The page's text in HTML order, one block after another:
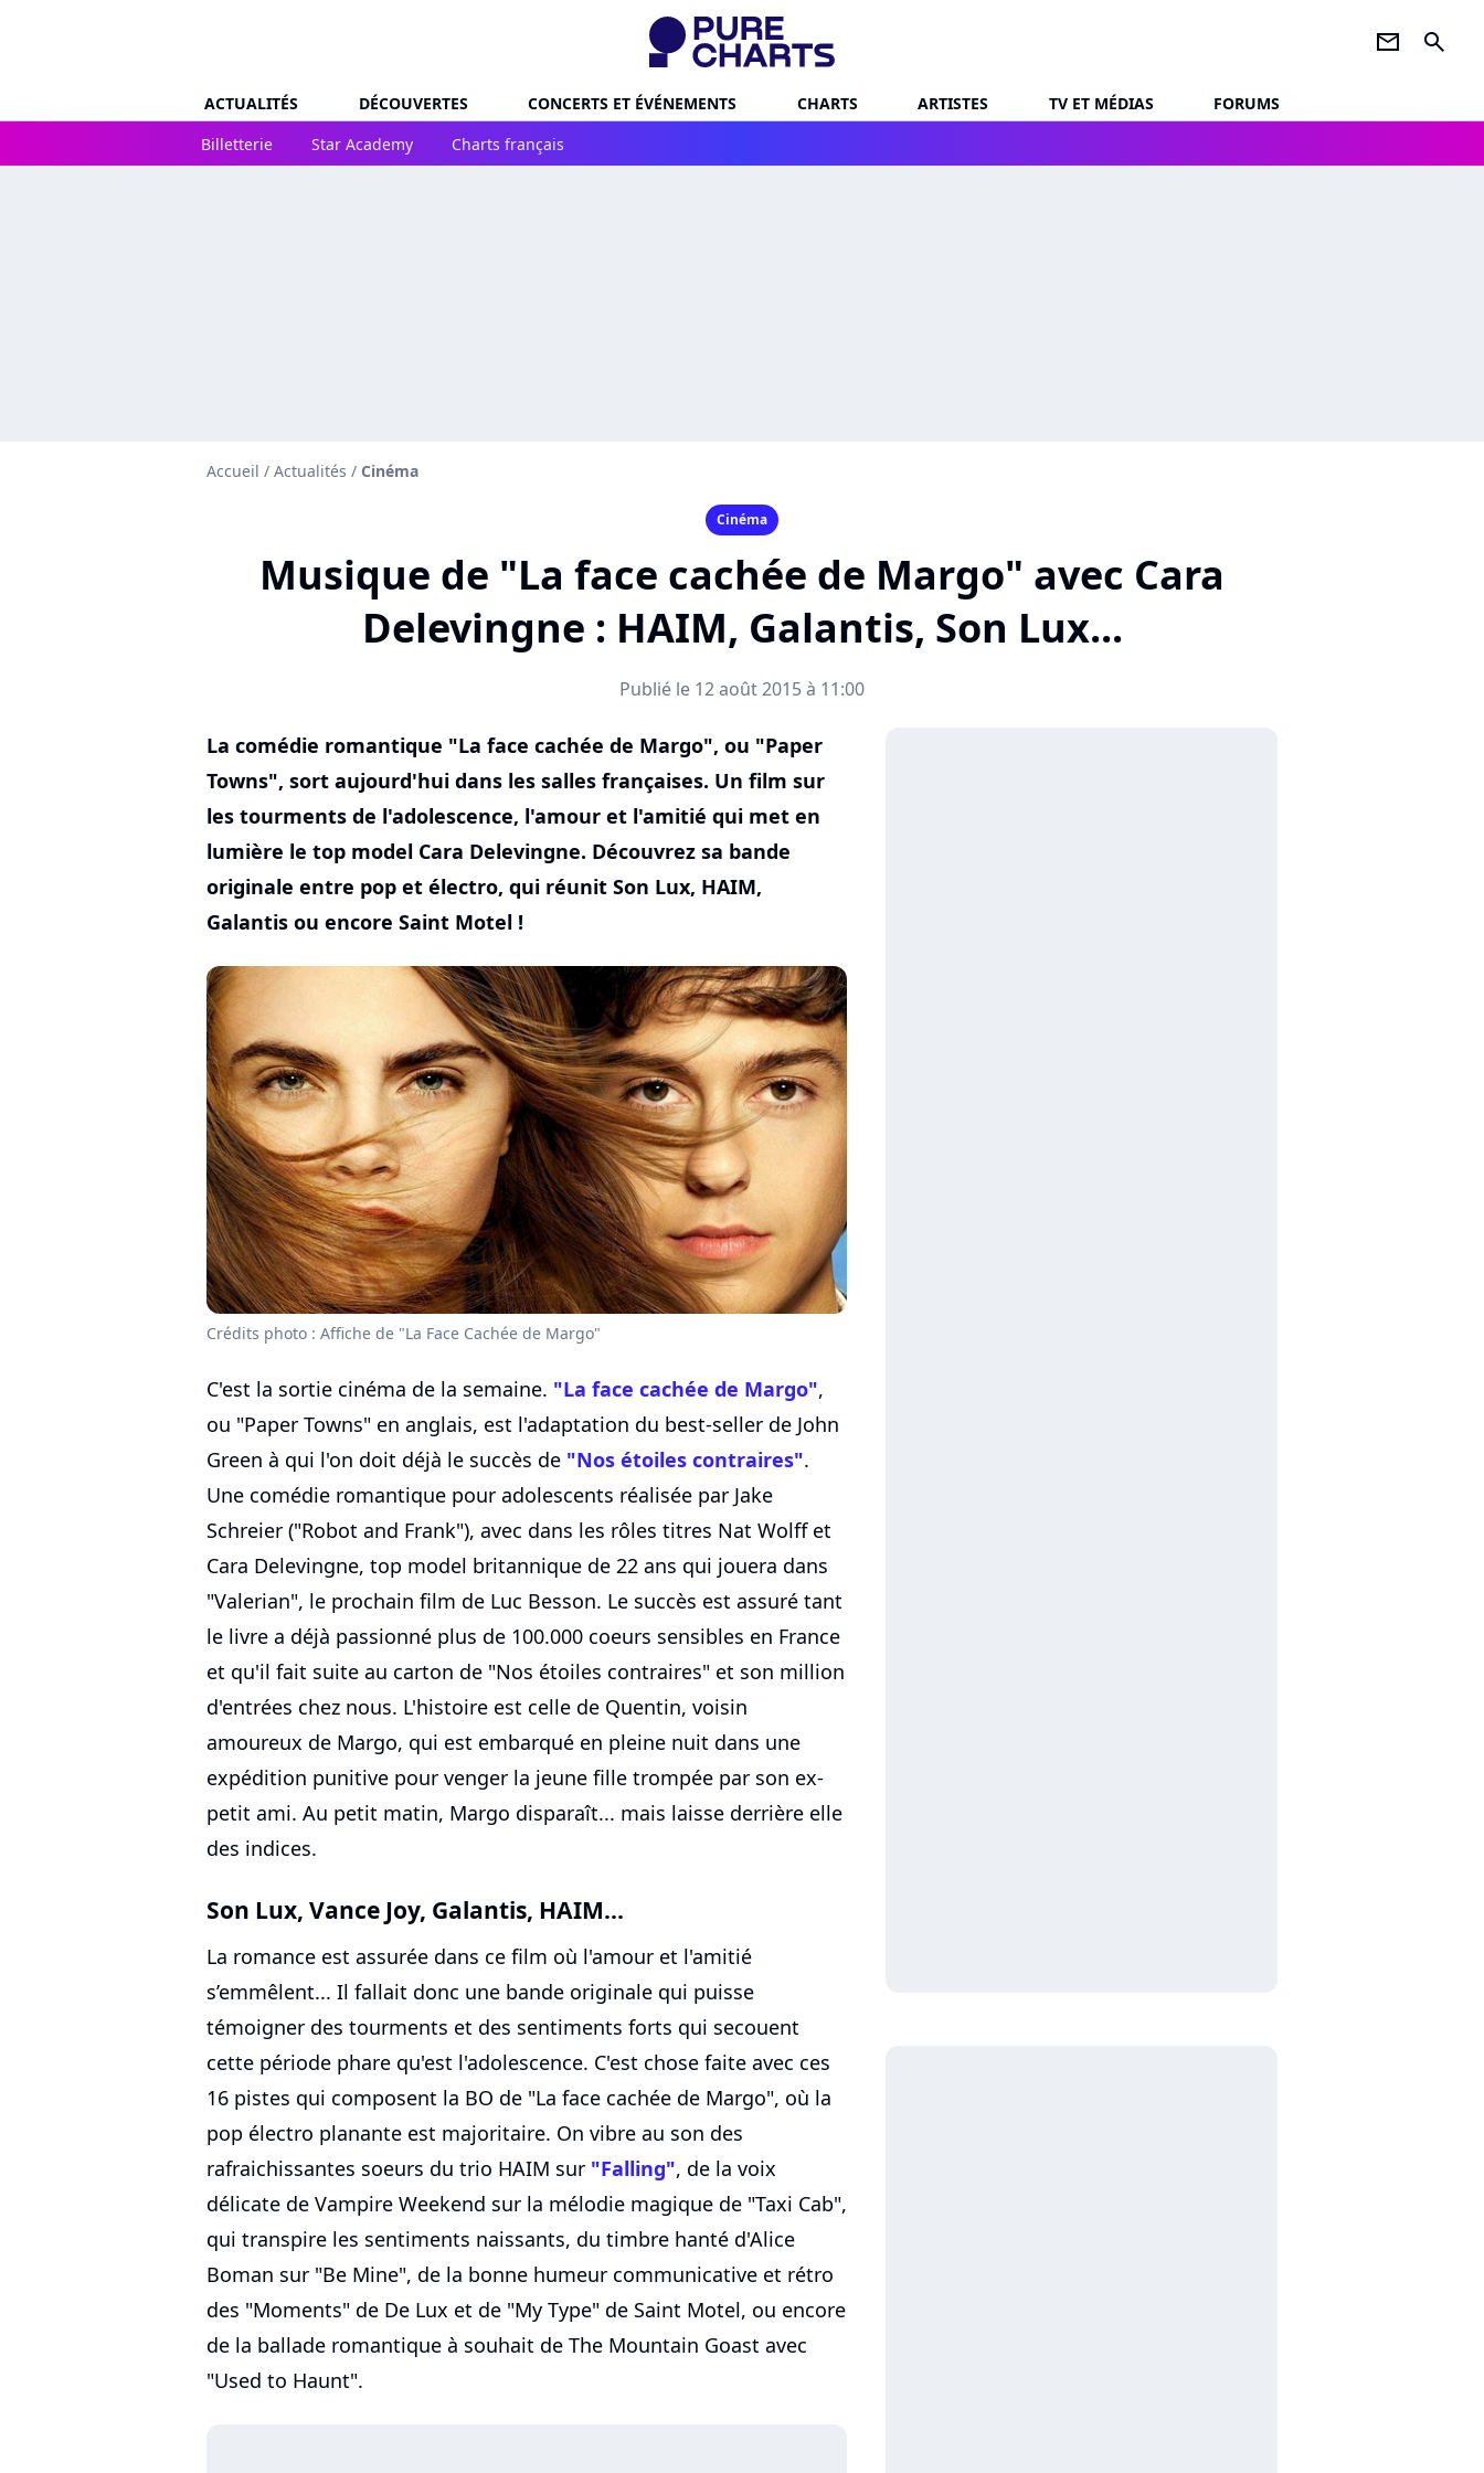
newsletter search
ACTUALITÉS DÉCOUVERTES CONCERTS ET ÉVÉNEMENTS CHARTS ARTISTES TV ET MÉDIAS
FORUMS
Billetterie
Star Academy Charts français
Accueil / Actualités / Cinéma
Cinéma
Musique de "La face cachée de Margo" avec Cara
Delevingne : HAIM, Galantis, Son Lux...
Publié le 12 août 2015 à 11:00
La comédie romantique "La face cachée de Margo", ou "Paper
Towns", sort aujourd'hui dans les salles françaises. Un film sur
les tourments de l'adolescence, l'amour et l'amitié qui met en
lumière le top model Cara Delevingne. Découvrez sa bande
originale entre pop et électro, qui réunit Son Lux, HAIM,
Galantis ou encore Saint Motel !
Crédits photo : Affiche de "La Face Cachée de Margo"
C'est la sortie cinéma de la semaine. "La face cachée de Margo",
ou "Paper Towns" en anglais, est l'adaptation du best-seller de John
Green à qui l'on doit déjà le succès de "Nos étoiles contraires".
Une comédie romantique pour adolescents réalisée par Jake
Schreier ("Robot and Frank"), avec dans les rôles titres Nat Wolff et
Cara Delevingne, top model britannique de 22 ans qui jouera dans
"Valerian", le prochain film de Luc Besson. Le succès est assuré tant
le livre a déjà passionné plus de 100.000 coeurs sensibles en France
et qu'il fait suite au carton de "Nos étoiles contraires" et son million
d'entrées chez nous. L'histoire est celle de Quentin, voisin
amoureux de Margo, qui est embarqué en pleine nuit dans une
expédition punitive pour venger la jeune fille trompée par son ex-
petit ami. Au petit matin, Margo disparaît... mais laisse derrière elle
des indices.
Son Lux, Vance Joy, Galantis, HAIM...
La romance est assurée dans ce film où l'amour et l'amitié
s’emmêlent... Il fallait donc une bande originale qui puisse
témoigner des tourments et des sentiments forts qui secouent
cette période phare qu'est l'adolescence. C'est chose faite avec ces
16 pistes qui composent la BO de "La face cachée de Margo", où la
pop électro planante est majoritaire. On vibre au son des
rafraichissantes soeurs du trio HAIM sur "Falling", de la voix
délicate de Vampire Weekend sur la mélodie magique de "Taxi Cab",
qui transpire les sentiments naissants, du timbre hanté d'Alice
Boman sur "Be Mine", de la bonne humeur communicative et rétro
des "Moments" de De Lux et de "My Type" de Saint Motel, ou encore
de la ballade romantique à souhait de The Mountain Goast avec
"Used to Haunt".